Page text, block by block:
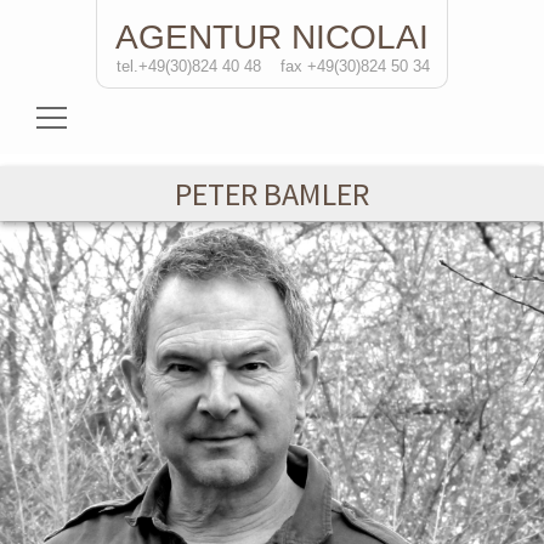
AGENTUR NICOLAI
tel.+49(30)824 40 48 fax +49(30)824 50 34
Schauspielerinnen
Schauspieler
Regisseure
Soloprojekte
Kontakt
PETER BAMLER